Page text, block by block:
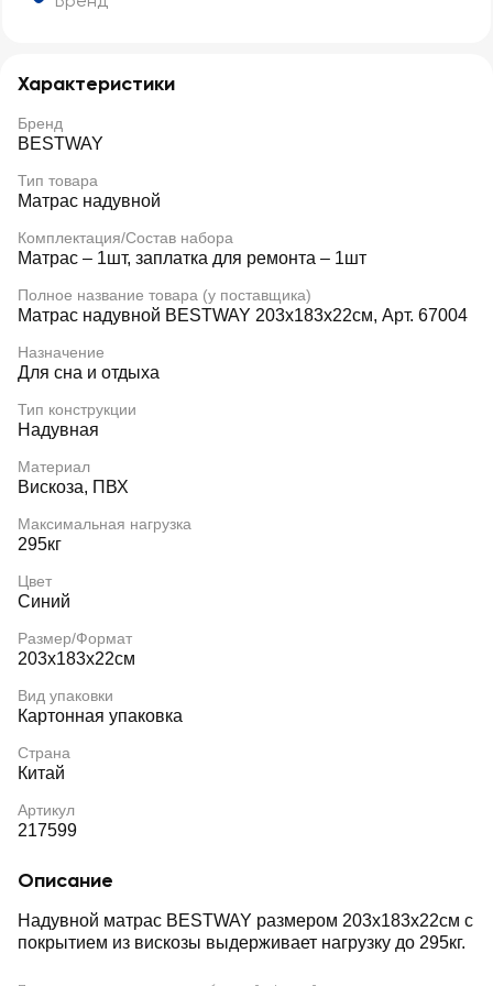
Характеристики
Бренд
BESTWAY
Тип товара
Матрас надувной
Комплектация/Состав набора
Матрас – 1шт, заплатка для ремонта – 1шт
Полное название товара (у поставщика)
Матрас надувной BESTWAY 203х183х22см, Арт. 67004
Назначение
Для сна и отдыха
Тип конструкции
Надувная
Материал
Вискоза, ПВХ
Максимальная нагрузка
295кг
Цвет
Синий
Размер/Формат
203x183x22см
Вид упаковки
Картонная упаковка
Страна
Китай
Артикул
217599
Описание
Надувной матрас BESTWAY размером 203х183х22см с
покрытием из вискозы выдерживает нагрузку до 295кг.